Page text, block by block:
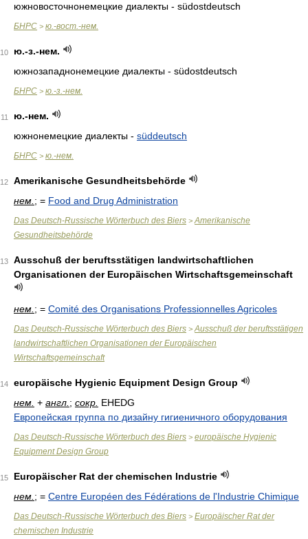
южновосточнонемецкие диалекты - südostdeutsch
БНРС > ю.-вост.-нем.
10
ю.-з.-нем.
южнозападнонемецкие диалекты - südostdeutsch
БНРС > ю.-з.-нем.
11
ю.-нем.
южнонемецкие диалекты - süddeutsch
БНРС > ю.-нем.
12
Amerikanische Gesundheitsbehörde
нем. ; = Food and Drug Administration
Das Deutsch-Russische Wörterbuch des Biers > Amerikanische
Gesundheitsbehörde
13
Ausschuß der beruftsstätigen landwirtschaftlichen
Organisationen der Europäischen Wirtschaftsgemeinschaft
нем. ; = Comité des Organisations Professionnelles Agricoles
Das Deutsch-Russische Wörterbuch des Biers > Ausschuß der beruftsstätigen
landwirtschaftlichen Organisationen der Europäischen
Wirtschaftsgemeinschaft
14
europäische Hygienic Equipment Design Group
нем. + англ. ; сокр. EHEDG
Европейская группа по дизайну гигиеничного оборудования
Das Deutsch-Russische Wörterbuch des Biers > europäische Hygienic
Equipment Design Group
15
Europäischer Rat der chemischen Industrie
нем. ; = Centre Européen des Fédérations de l'Industrie Chimique
Das Deutsch-Russische Wörterbuch des Biers > Europäischer Rat der
chemischen Industrie